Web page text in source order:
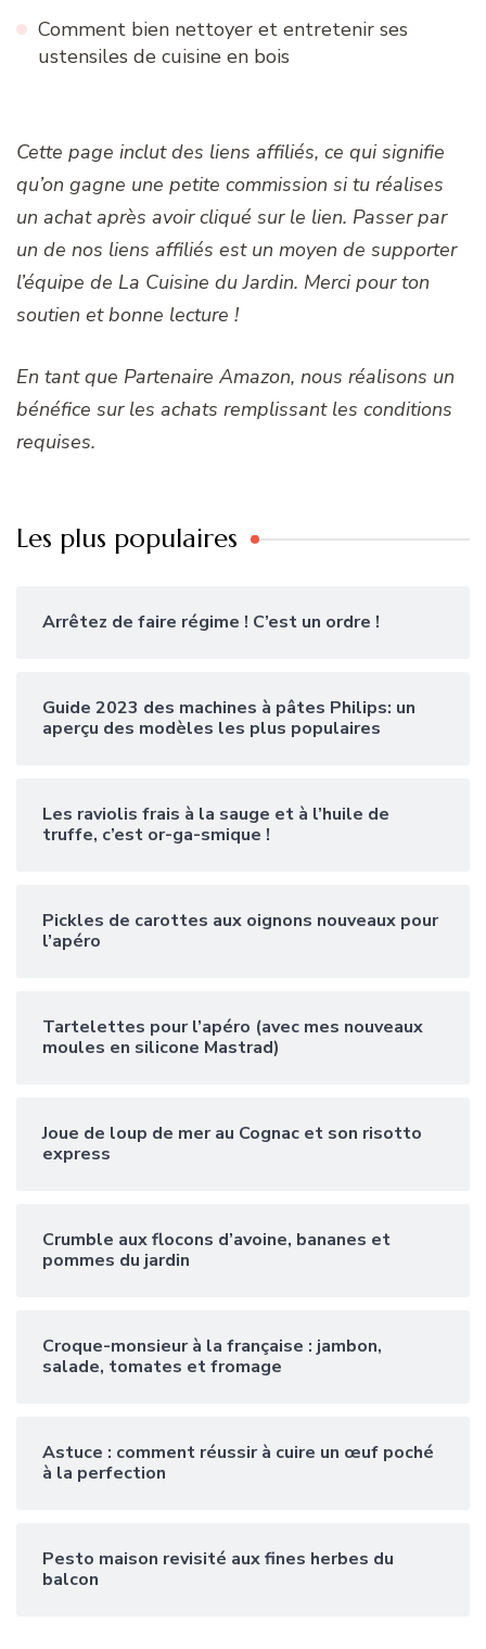
Comment bien nettoyer et entretenir ses
ustensiles de cuisine en bois
Cette page inclut des liens affiliés, ce qui signifie
qu’on gagne une petite commission si tu réalises
un achat après avoir cliqué sur le lien. Passer par
un de nos liens affiliés est un moyen de supporter
l’équipe de La Cuisine du Jardin. Merci pour ton
soutien et bonne lecture !
En tant que Partenaire Amazon, nous réalisons un
bénéfice sur les achats remplissant les conditions
requises.
Les plus populaires
Arrêtez de faire régime ! C’est un ordre !
Guide 2023 des machines à pâtes Philips: un
aperçu des modèles les plus populaires
Les raviolis frais à la sauge et à l’huile de
truffe, c’est or-ga-smique !
Pickles de carottes aux oignons nouveaux pour
l’apéro
Tartelettes pour l’apéro (avec mes nouveaux
moules en silicone Mastrad)
Joue de loup de mer au Cognac et son risotto
express
Crumble aux flocons d’avoine, bananes et
pommes du jardin
Croque-monsieur à la française : jambon,
salade, tomates et fromage
Astuce : comment réussir à cuire un œuf poché
à la perfection
Pesto maison revisité aux fines herbes du
balcon